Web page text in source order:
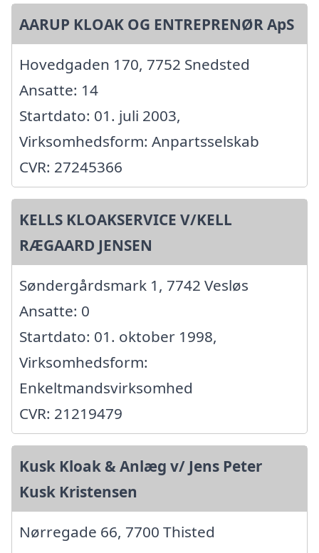
AARUP KLOAK OG ENTREPRENØR ApS
Hovedgaden 170, 7752 Snedsted
Ansatte: 14
Startdato: 01. juli 2003,
Virksomhedsform: Anpartsselskab
CVR: 27245366
KELLS KLOAKSERVICE V/KELL
RÆGAARD JENSEN
Søndergårdsmark 1, 7742 Vesløs
Ansatte: 0
Startdato: 01. oktober 1998,
Virksomhedsform:
Enkeltmandsvirksomhed
CVR: 21219479
Kusk Kloak & Anlæg v/ Jens Peter
Kusk Kristensen
Nørregade 66, 7700 Thisted